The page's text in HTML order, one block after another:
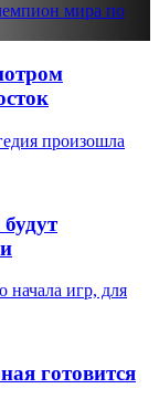
мира по
произошла
начала игр, для
готовится